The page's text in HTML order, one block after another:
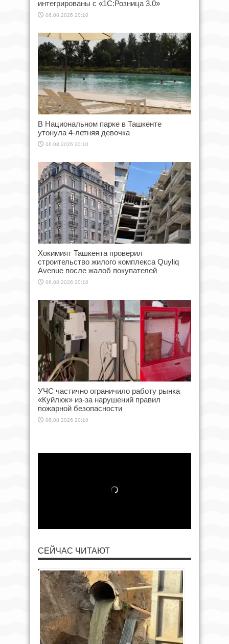
интегрированы с «1С:Розница 3.0»
06.08.2026 20:10
В Национальном парке в Ташкенте
утонула 4-летняя девочка
06.08.2026 20:10
Хокимият Ташкента проверил
строительство жилого комплекса Quyliq
Avenue после жалоб покупателей
06.08.2026 20:10
УЧС частично ограничило работу рынка
«Куйлюк» из-за нарушений правил
пожарной безопасности
06.08.2026 20:10
СЕЙЧАС ЧИТАЮТ